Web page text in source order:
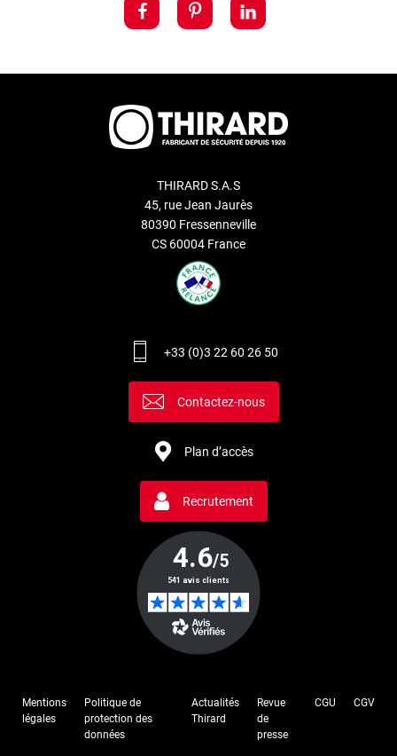
THIRARD S.A.S
45, rue Jean Jaurès
80390 Fressenneville
CS 60004 France
+33 (0)3 22 60 26 50
Contactez-nous
Plan d’accès
Recrutement
Mentions
légales
Politique de
protection des
données
Actualités
Thirard
Revue
de
presse
CGU CGV